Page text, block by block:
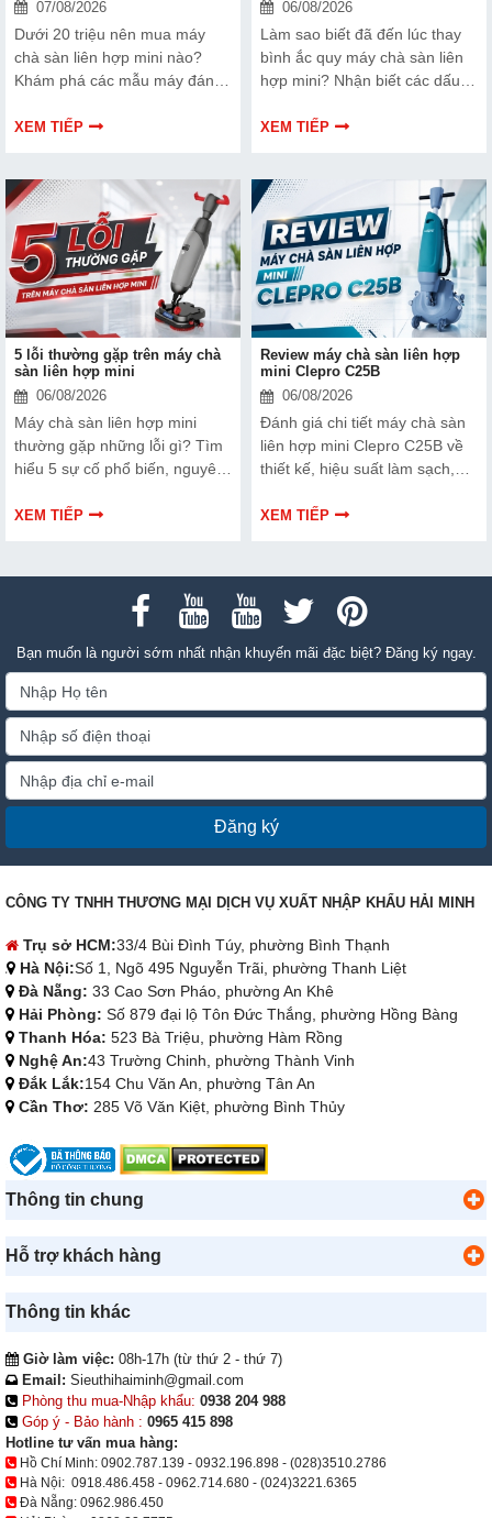
07/08/2026
Dưới 20 triệu nên mua máy
chà sàn liên hợp mini nào?
Khám phá các mẫu máy đáng
gợi ý lựa chọn phù hợp từng
XEM TIẾP
06/08/2026
Làm sao biết đã đến lúc thay
bình ắc quy máy chà sàn liên
hợp mini? Nhận biết các dấu
thời điểm thay thế để đảm bảo
XEM TIẾP
5 lỗi thường gặp trên máy chà
sàn liên hợp mini
06/08/2026
Máy chà sàn liên hợp mini
thường gặp những lỗi gì? Tìm
hiểu 5 sự cố phổ biến, nguyên
và mẹo sử dụng giúp máy vận
XEM TIẾP
Review máy chà sàn liên hợp
mini Clepro C25B
06/08/2026
Đánh giá chi tiết máy chà sàn
liên hợp mini Clepro C25B về
thiết kế, hiệu suất làm sạch,
điểm và đối tượng phù hợp để
XEM TIẾP
Bạn muốn là người sớm nhất nhận khuyến mãi đặc biệt? Đăng ký ngay.
Đăng ký
CÔNG TY TNHH THƯƠNG MẠI DỊCH VỤ XUẤT NHẬP KHẨU HẢI MINH
Trụ sở HCM:33/4 Bùi Đình Túy, phường Bình Thạnh
Hà Nội:Số 1, Ngõ 495 Nguyễn Trãi, phường Thanh Liệt
Đà Nẵng: 33 Cao Sơn Pháo, phường An Khê
Hải Phòng: Số 879 đại lộ Tôn Đức Thắng, phường Hồng Bàng
Thanh Hóa: 523 Bà Triệu, phường Hàm Rồng
Nghệ An:43 Trường Chinh, phường Thành Vinh
Đắk Lắk:154 Chu Văn An, phường Tân An
Cần Thơ: 285 Võ Văn Kiệt, phường Bình Thủy
Thông tin chung
Hỗ trợ khách hàng
Thông tin khác
Giờ làm việc: 08h-17h (từ thứ 2 - thứ 7)
Email: Sieuthihaiminh@gmail.com
Phòng thu mua-Nhập khẩu: 0938 204 988
Góp ý - Bảo hành : 0965 415 898
Hotline tư vấn mua hàng:
Hồ Chí Minh: 0902.787.139 - 0932.196.898 - (028)3510.2786
Hà Nội: 0918.486.458 - 0962.714.680 - (024)3221.6365
Đà Nẵng: 0962.986.450